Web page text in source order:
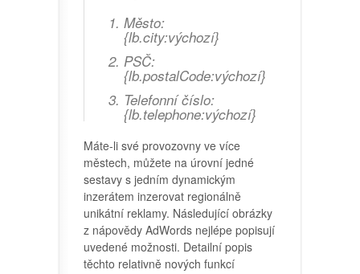
Město:
{lb.city:výchozí}
PSČ:
{lb.postalCode:výchozí}
Telefonní číslo:
{lb.telephone:výchozí}
Máte-li své provozovny ve více
městech, můžete na úrovní jedné
sestavy s jedním dynamickým
inzerátem inzerovat regionálně
unikátní reklamy. Následující obrázky
z nápovědy AdWords nejlépe popisují
uvedené možnosti. Detailní popis
těchto relativně nových funkcí